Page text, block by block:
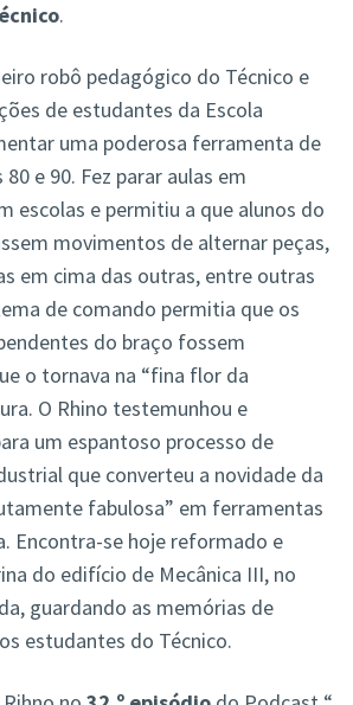
.
robô pedagógico do Técnico e
de estudantes da Escola
uma poderosa ferramenta de
e 90. Fez parar aulas em
escolas e permitiu a que alunos do
movimentos de alternar peças,
em cima das outras, entre outras
de comando permitia que os
do braço fossem
o tornava na “fina flor da
O Rhino testemunhou e
um espantoso processo de
que converteu a novidade da
fabulosa” em ferramentas
Encontra-se hoje reformado e
do edifício de Mecânica III, no
guardando as memórias de
estudantes do Técnico.